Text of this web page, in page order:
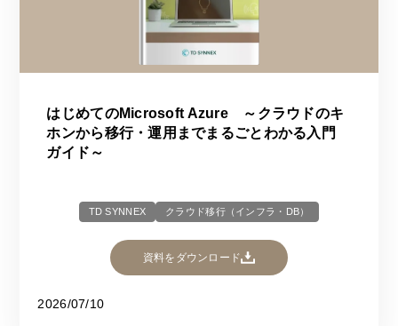
はじめてのMicrosoft Azure ～クラウドのキ
ホンから移行・運用までまるごとわかる入門
ガイド～
TD SYNNEX クラウド移行（インフラ・DB）
資料をダウンロード
2026/07/10